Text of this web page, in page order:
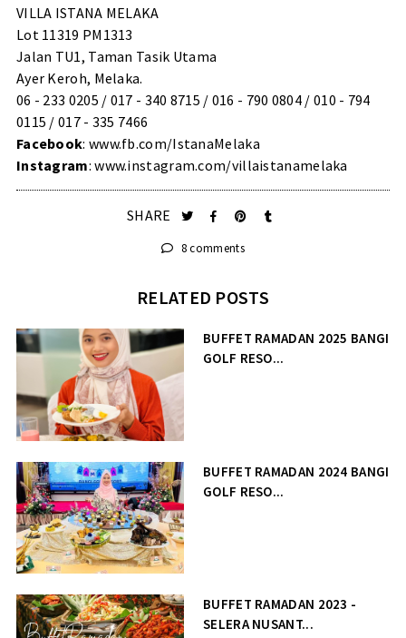
VILLA ISTANA MELAKA
Lot 11319 PM1313
Jalan TU1, Taman Tasik Utama
Ayer Keroh, Melaka.
06 - 233 0205 / 017 - 340 8715 / 016 - 790 0804 / 010 - 794
0115 / 017 - 335 7466
Facebook: www.fb.com/IstanaMelaka
Instagram:www.instagram.com/villaistanamelaka
SHARE
8 comments
RELATED POSTS
BUFFET RAMADAN 2025 BANGI
GOLF RESO...
BUFFET RAMADAN 2024 BANGI
GOLF RESO...
BUFFET RAMADAN 2023 -
SELERA NUSANT...